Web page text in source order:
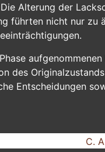
Alterung der
führten nicht nur zu
des
Entscheidungen